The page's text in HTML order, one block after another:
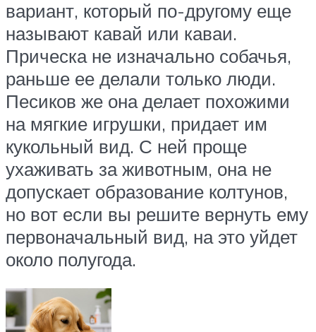
вариант, который по-другому еще
называют кавай или каваи.
Прическа не изначально собачья,
раньше ее делали только люди.
Песиков же она делает похожими
на мягкие игрушки, придает им
кукольный вид. С ней проще
ухаживать за животным, она не
допускает образование колтунов,
но вот если вы решите вернуть ему
первоначальный вид, на это уйдет
около полугода.